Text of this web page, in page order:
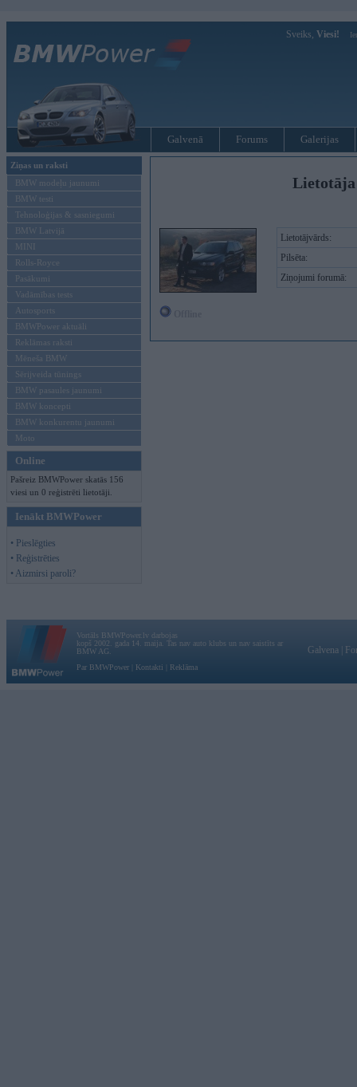
Sveiks, Viesi!
Galvenā Forums Galerijas
Ziņas un raksti
BMW modeļu jaunumi
BMW testi
Tehnoloģijas & sasniegumi
BMW Latvijā
MINI
Rolls-Royce
Pasākumi
Vadāmības tests
Autosports
BMWPower aktuāli
Reklāmas raksti
Mēneša BMW
Sērijveida tūnings
BMW pasaules jaunumi
BMW koncepti
BMW konkurentu jaunumi
Moto
Online
Pašreiz BMWPower skatās 156
viesi un 0 reģistrēti lietotāji.
Ienākt BMWPower
• Pieslēgties
• Reģistrēties
• Aizmirsi paroli?
Lietotājvārds:
Pilsēta:
Ziņojumi forumā:
Vortāls BMWPower.lv darbojas
kopš 2002. gada 14. maija. Tas nav auto klubs un nav saistīts ar
BMW AG.
Par BMWPower
Kontakti Reklāma
Galvena